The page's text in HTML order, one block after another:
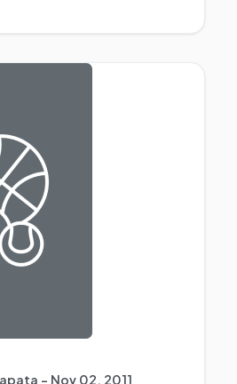
- Nov 02, 2011